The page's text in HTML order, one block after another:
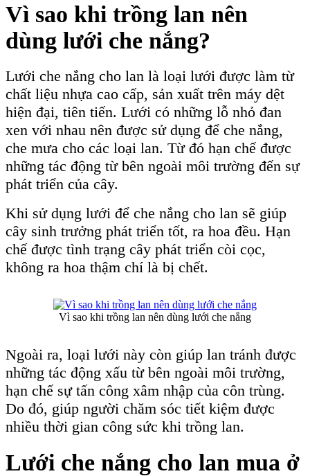
Vì sao khi trồng lan nên
dùng lưới che nắng?
Lưới che nắng cho lan là loại lưới được làm từ
chất liệu nhựa cao cấp, sản xuất trên máy dệt
hiện đại, tiên tiến. Lưới có những lỗ nhỏ đan
xen với nhau nên được sử dụng để che nắng,
che mưa cho các loại lan. Từ đó hạn chế được
những tác động từ bên ngoài môi trường đến sự
phát triển của cây.
Khi sử dụng lưới để che nắng cho lan sẽ giúp
cây sinh trưởng phát triển tốt, ra hoa đều. Hạn
chế được tình trạng cây phát triển còi cọc,
không ra hoa thậm chí là bị chết.
Vì sao khi trồng lan nên dùng lưới che nắng
Ngoài ra, loại lưới này còn giúp lan tránh được
những tác động xấu từ bên ngoài môi trường,
hạn chế sự tấn công xâm nhập của côn trùng.
Do đó, giúp người chăm sóc tiết kiệm được
nhiều thời gian công sức khi trồng lan.
Lưới che nắng cho lan mua ở